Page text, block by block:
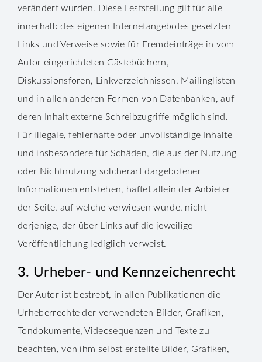
verändert wurden. Diese Feststellung gilt für alle
innerhalb des eigenen Internetangebotes gesetzten
Links und Verweise sowie für Fremdeinträge in vom
Autor eingerichteten Gästebüchern,
Diskussionsforen, Linkverzeichnissen, Mailinglisten
und in allen anderen Formen von Datenbanken, auf
deren Inhalt externe Schreibzugriffe möglich sind.
Für illegale, fehlerhafte oder unvollständige Inhalte
und insbesondere für Schäden, die aus der Nutzung
oder Nichtnutzung solcherart dargebotener
Informationen entstehen, haftet allein der Anbieter
der Seite, auf welche verwiesen wurde, nicht
derjenige, der über Links auf die jeweilige
Veröffentlichung lediglich verweist.
3. Urheber- und Kennzeichenrecht
Der Autor ist bestrebt, in allen Publikationen die
Urheberrechte der verwendeten Bilder, Grafiken,
Tondokumente, Videosequenzen und Texte zu
beachten, von ihm selbst erstellte Bilder, Grafiken,